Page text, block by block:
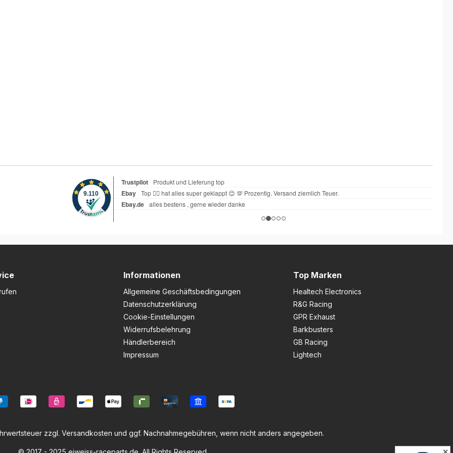
Informationen
Allgemeine Geschäftsbedingungen
Datenschutzerklärung
Cookie-Einstellungen
Widerrufsbelehrung
Händlerbereich
Impressum
Top Marken
Healtech Electronics
R&G Racing
GPR Exhaust
Barkbusters
GB Racing
Lightech
zzgl. Versandkosten und ggf. Nachnahmegebühren, wenn nicht anders angegeben.